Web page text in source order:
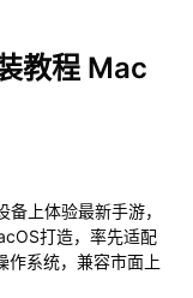
教程 Mac
上体验最新手游，
打造，率先适配
作系统，兼容市面上